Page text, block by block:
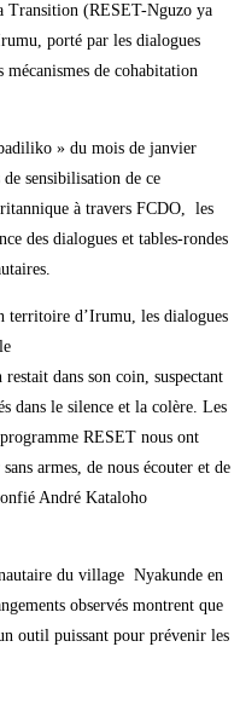
Transition (RESET-Nguzo ya
porté par les dialogues
mécanismes de cohabitation
» du mois de janvier
sensibilisation de ce
à travers FCDO, les
des dialogues et tables-rondes
territoire d’Irumu, les dialogues
dans son coin, suspectant
dans le silence et la colère. Les
RESET nous ont
armes, de nous écouter et de
André Kataloho
du village Nyakunde en
observés montrent que
outil puissant pour prévenir les